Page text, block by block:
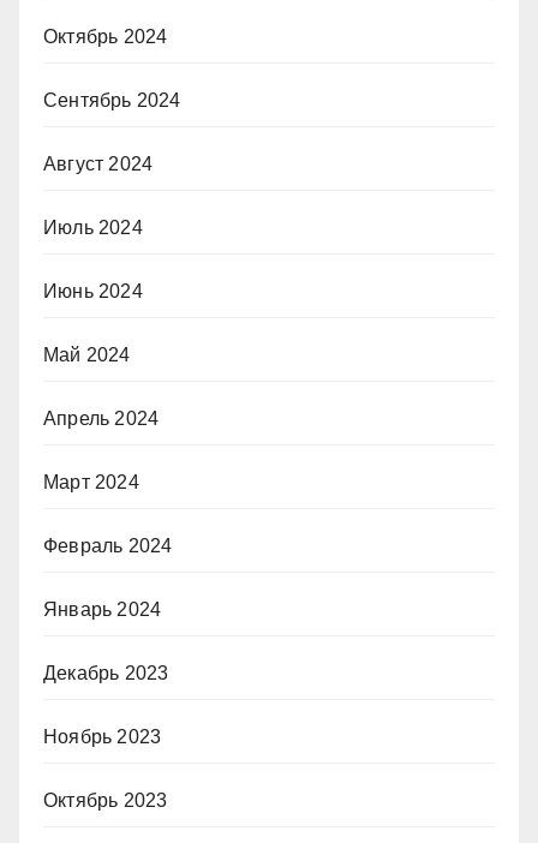
Октябрь 2024
Сентябрь 2024
Август 2024
Июль 2024
Июнь 2024
Май 2024
Апрель 2024
Март 2024
Февраль 2024
Январь 2024
Декабрь 2023
Ноябрь 2023
Октябрь 2023